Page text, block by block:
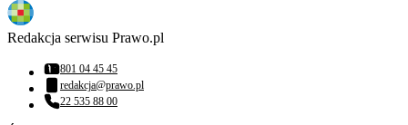
Redakcja serwisu Prawo.pl
Numer telefonu:
801 04 45 45
Adres email:
redakcja@prawo.pl
Numer telefonu:
22 535 88 00